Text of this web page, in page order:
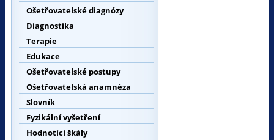
Ošetřovatelské diagnózy
Diagnostika
Terapie
Edukace
Ošetřovatelské postupy
Ošetřovatelská anamnéza
Slovník
Fyzikální vyšetření
Hodnotící škály